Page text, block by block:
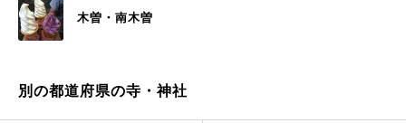
木曽・南木曽
別の都道府県の寺・神社